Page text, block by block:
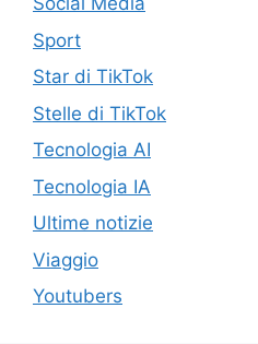
Sport
Star di TikTok
Stelle di TikTok
Tecnologia AI
Tecnologia IA
Ultime notizie
Viaggio
Youtubers